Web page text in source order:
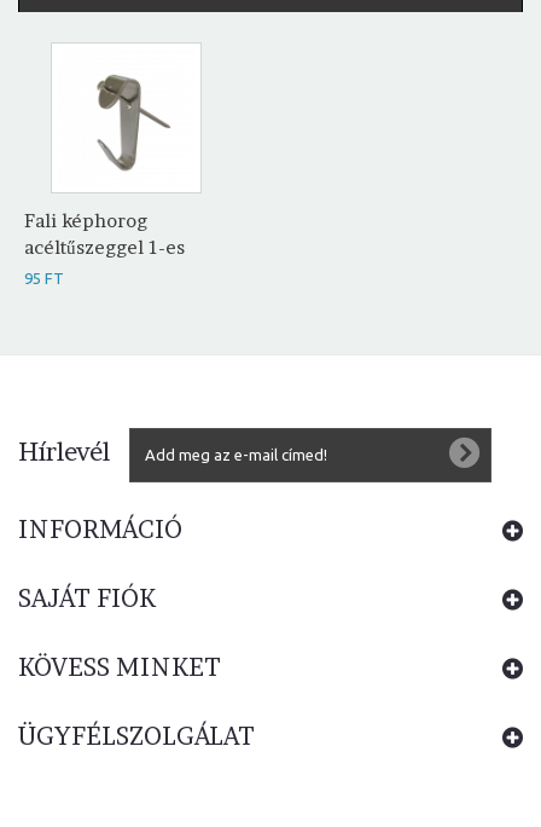
Fali képhorog
acéltűszeggel 1-es
95 FT
Hírlevél
INFORMÁCIÓ
SAJÁT FIÓK
KÖVESS MINKET
ÜGYFÉLSZOLGÁLAT